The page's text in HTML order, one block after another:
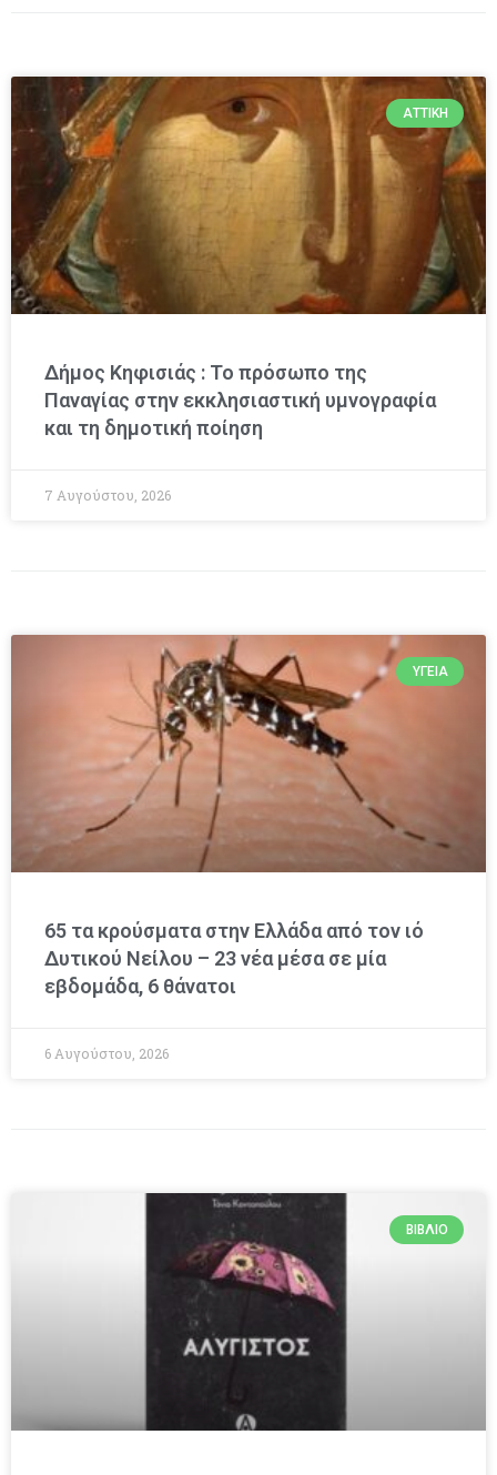
ΑΤΤΙΚΉ
Δήμος Κηφισιάς : Το πρόσωπο της
Παναγίας στην εκκλησιαστική υμνογραφία
και τη δημοτική ποίηση
7 Αυγούστου, 2026
ΥΓΕΊΑ
65 τα κρούσματα στην Ελλάδα από τον ιό
Δυτικού Νείλου – 23 νέα μέσα σε μία
εβδομάδα, 6 θάνατοι
6 Αυγούστου, 2026
ΒΙΒΛΊΟ